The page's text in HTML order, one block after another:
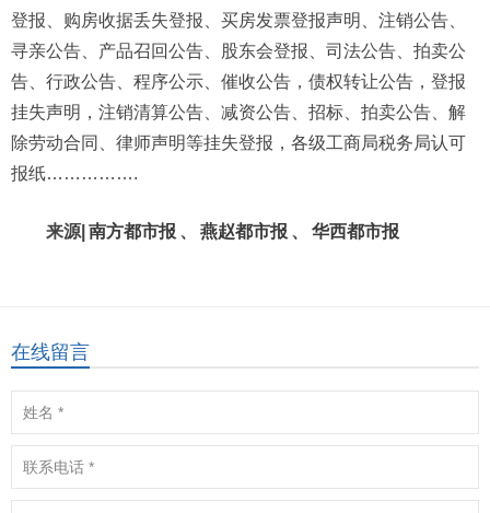
登报、购房收据丢失登报、买房发票登报声明、注销公告、
寻亲公告、产品召回公告、股东会登报、司法公告、拍卖公
告、行政公告、程序公示、催收公告，债权转让公告，登报
挂失声明，注销清算公告、减资公告、招标、拍卖公告、解
除劳动合同、律师声明等挂失登报，各级工商局税务局认可
报纸…………….
来源| 南方都市报 、 燕赵都市报 、 华西都市报
在线留言